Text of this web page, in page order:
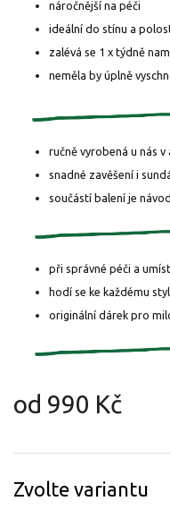
od 990 Kč
cena:
Zvolte variantu
náročnější na péči
ideální do stínu a
zalévá se 1 x týdně
neměla by úplně
ručně vyrobená u nás v
snadné zavěšení i
součástí balení je
při správné péči a
hodí se ke každému
originální dárek pro